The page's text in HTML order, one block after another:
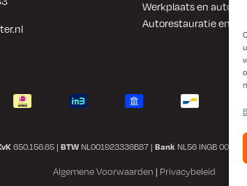
Werkplaats en
Autorestauratie en
650.156.65 | BTW NL001923336B87 | Bank NL56 INGB 0008
Algemene Voorwaarden | Privacybeleid